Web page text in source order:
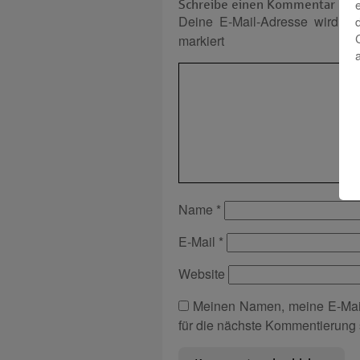
Schreibe einen Kommentar
Deine E-Mail-Adresse wird
markiert
Name *
E-Mail *
Website
Meinen Namen, meine E-
für die nächste Kommentierung